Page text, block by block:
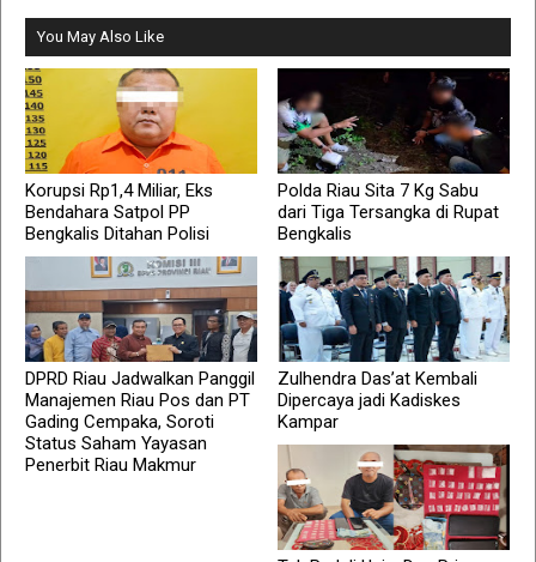
You May Also Like
Korupsi Rp1,4 Miliar, Eks
Bendahara Satpol PP
Bengkalis Ditahan Polisi
Polda Riau Sita 7 Kg Sabu
dari Tiga Tersangka di Rupat
Bengkalis
DPRD Riau Jadwalkan Panggil
Manajemen Riau Pos dan PT
Gading Cempaka, Soroti
Status Saham Yayasan
Penerbit Riau Makmur
Zulhendra Das’at Kembali
Dipercaya jadi Kadiskes
Kampar